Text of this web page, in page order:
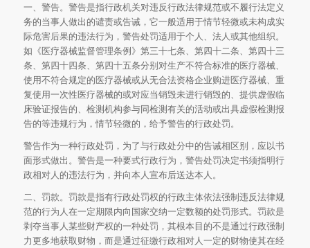
一、警告。警告是指行政机关对违反行政法律规范或不履行法定义
务的当事人做出的谴责或告诫，它一般适用于情节轻微或未构成实
际危害后果的违法行为，警告处罚适用于个人、法人或其他组织。
如《医疗器械监督管理条例》第三十七条、第四十二条、第四十三
条、第四十四条、第四十五条分别对生产不符合标准的医疗器械、
使用不符合规定的医疗器械或从无合法资格企业购进医疗器械、重
复使用一次性医疗器械的或对应当销毁未进行销毁的、提供虚假临
床验证报告的、检测机构参与同检测有关的活动或出具虚假检测报
告的等违规行为，情节轻微的，给予警告的行政处罚。
警告作为一种行政处罚，为了与行政处分中的告诫相区别，应以书
面形式做出。警告是一种要式行政行为，警告处罚决定书须指明行
政相对人的违法行为，并向本人宣布后送达本人。
二、罚款。罚款是指有行政处罚权的行政主体依法强制违反法律规
范的行为人在一定期限内向国家交纳一定数额的处罚形式。罚款是
剥夺当事人某些财产权的一种处罚，其根本目的不是通过行政强制
力更多地获取财物，而是通过征缴行政相对人一定的财物使其在经